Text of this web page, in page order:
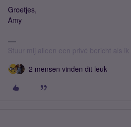
Groetjes,
Amy
Stuur mij alleen een privé bericht als
2 mensen vinden dit leuk